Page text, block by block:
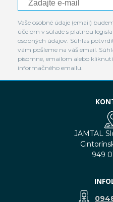
Vaše osobné údaje (email)
účelom v súlade s platnou
osobných údajov. Súhlas
vám pošleme na váš email.
písomne, emailom alebo
informačného emailu.
JAMTAL
949